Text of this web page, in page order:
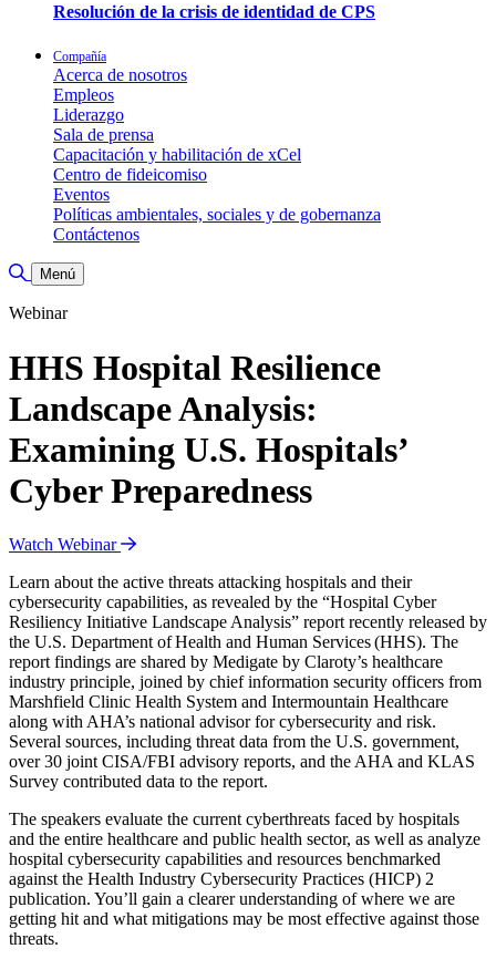
Resolución de la crisis de identidad de CPS
Compañía
Acerca de nosotros
Empleos
Liderazgo
Sala de prensa
Capacitación y habilitación de xCel
Centro de fideicomiso
Eventos
Políticas ambientales, sociales y de gobernanza
Contáctenos
Alternar búsqueda
Menú
Webinar
HHS Hospital Resilience
Landscape Analysis:
Examining U.S. Hospitals’
Cyber Preparedness
Watch Webinar
Learn about the active threats attacking hospitals and their
cybersecurity capabilities, as revealed by the “Hospital Cyber
Resiliency Initiative Landscape Analysis” report recently released by
the U.S. Department of Health and Human Services (HHS). The
report findings are shared by Medigate by Claroty’s healthcare
industry principle, joined by chief information security officers from
Marshfield Clinic Health System and Intermountain Healthcare
along with AHA’s national advisor for cybersecurity and risk.
Several sources, including threat data from the U.S. government,
over 30 joint CISA/FBI advisory reports, and the AHA and KLAS
Survey contributed data to the report.
The speakers evaluate the current cyberthreats faced by hospitals
and the entire healthcare and public health sector, as well as analyze
hospital cybersecurity capabilities and resources benchmarked
against the Health Industry Cybersecurity Practices (HICP) 2
publication. You’ll gain a clearer understanding of where we are
getting hit and what mitigations may be most effective against those
threats.